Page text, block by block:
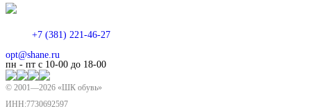
+7 (381) 221-46-27
opt@shane.ru
пн - пт с 10-00 до 18-00
© 2001—2026 «ШК обувь»
ИНН:7730692597